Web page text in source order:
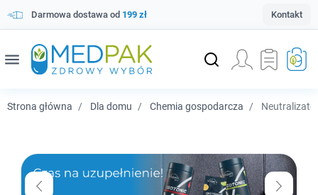
Darmowa dostawa od 199 zł Kontakt
menu
Strona główna Dla domu Chemia gospodarcza